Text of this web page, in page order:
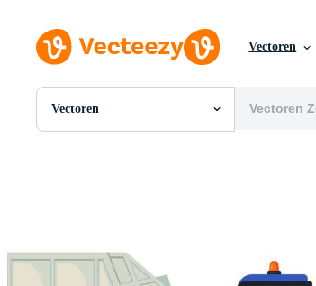
Vectoren
Vectoren
Alle Afbeeldingen
Videos
Motion graphics